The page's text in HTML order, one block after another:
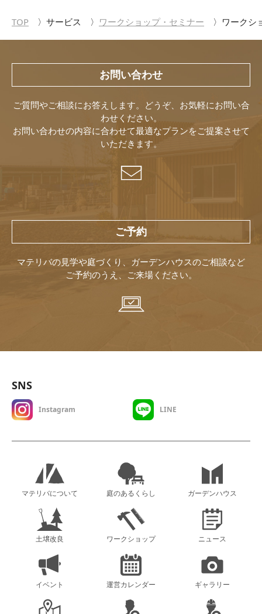
TOP サービス ワークショップ・セミナー ワークシ
お問い合わせ
ご質問やご相談にお答えします。どうぞ、お気軽にお問い合
わせください。
お問い合わせの内容に合わせて最適なプランをご提案させて
いただきます。
ご予約
マテリバの見学や庭づくり、ガーデンハウスのご相談など
ご予約のうえ、ご来場ください。
SNS
Instagram LINE
マテリバについて 庭のあるくらし ガーデンハウス
土壌改良 ワークショップ ニュース
イベント 運営カレンダー ギャラリー